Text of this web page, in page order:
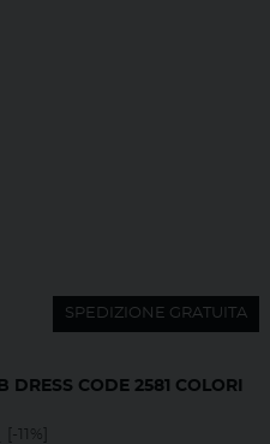
SPEDIZIONE GRATUITA
DRESS CODE 2581 COLORI
[-11%]